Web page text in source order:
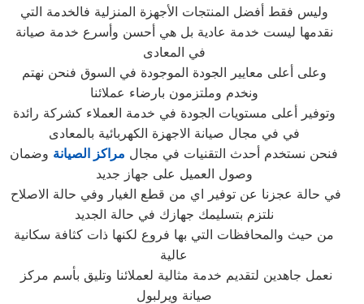
وليس فقط أفضل المنتجات الأجهزة المنزلية فالخدمة التي
نقدمها ليست خدمة عادية بل هي أحسن وأسرع خدمة صيانة
في المعادى
وعلى أعلى معايير الجودة الموجودة في السوق فنحن نهتم
ونخدم وملتزمون بارضاء عملائنا
وتوفير أعلى مستويات الجودة في خدمة العملاء كشركة رائدة
في في مجال صيانة الاجهزة الكهربائية بالمعادى
فنحن نستخدم أحدث التقنيات في مجال مراكز الصيانة وضمان
وصول العميل على جهاز جديد
نلتزم بتسليمك جهازك في حالة الجديد
من حيث والمحافظات التي بها فروع لكنها ذات كثافة سكانية
عالية
صيانة ويرلبول